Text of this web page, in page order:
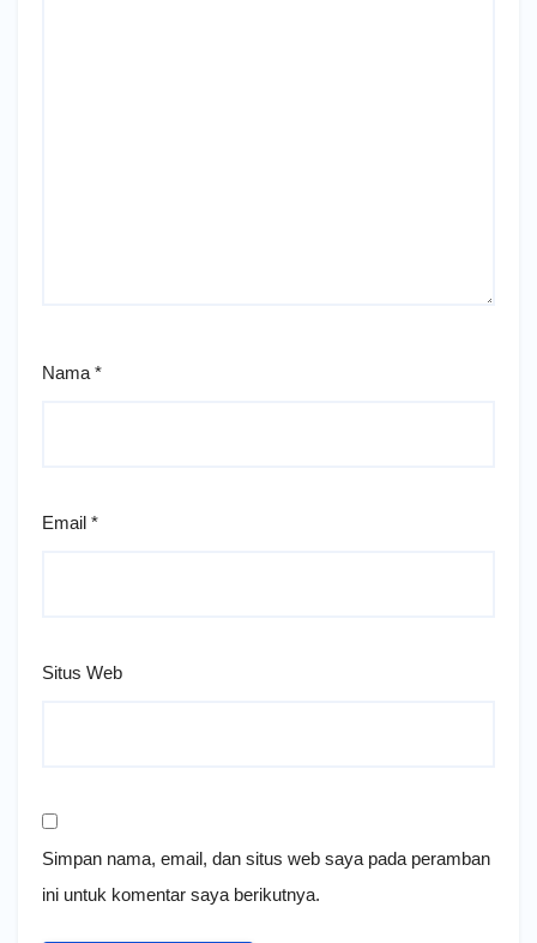
Nama *
Email *
Situs Web
Simpan nama, email, dan situs web saya pada peramban
ini untuk komentar saya berikutnya.